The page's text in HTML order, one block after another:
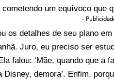
um equívoco que
-
os detalhes de seu plano
Juro, eu preciso ser
falou: ‘Mãe, quando que a
Disney, demora’. Enfim,